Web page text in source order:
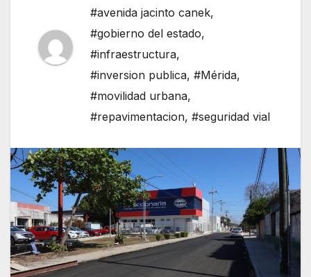
#avenida jacinto canek,
#gobierno del estado,
#infraestructura,
#inversion publica, #Mérida,
#movilidad urbana,
#repavimentacion, #seguridad vial